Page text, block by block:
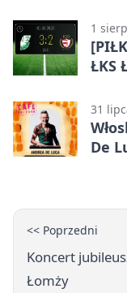
1
ŁKS
Liga
31
De
<< Poprzedni
Koncert
Łomży